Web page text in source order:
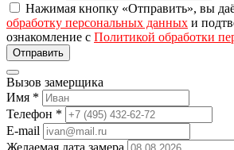
Нажимая кнопку «Отправить», вы
обработку персональных данных и
ознакомление с Политикой обработки
Вызов замерщика
Имя *
Телефон *
E-mail
Желаемая дата замера